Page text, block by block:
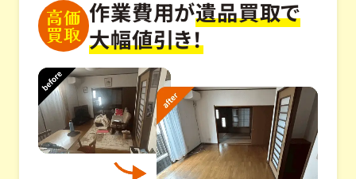
高価
買取
作業費用が遺品買取で
大幅値引き！